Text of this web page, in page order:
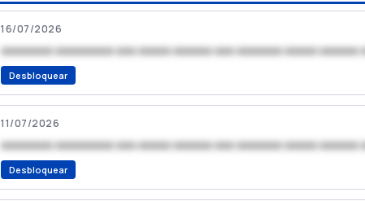
16/07/2026
xxxxxxxx xxxxxxxxx xxx xxxxx xxxxxx xxx xxxxxxx xxxxx xxxxxx
Desbloquear
11/07/2026
xxxxxxxx xxxxxxxxx xxx xxxxx xxxxxx xxx xxxxxxx xxxxx xxxxxx
Desbloquear